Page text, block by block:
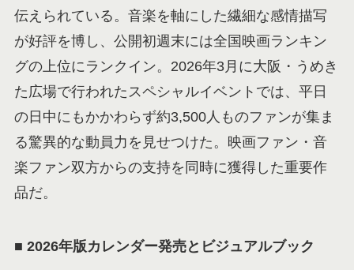
伝えられている。音楽を軸にした繊細な感情描写
が好評を博し、公開初週末には全国映画ランキン
グの上位にランクイン。2026年3月に大阪・うめき
た広場で行われたスペシャルイベントでは、平日
の日中にもかかわらず約3,500人ものファンが集ま
る驚異的な動員力を見せつけた。映画ファン・音
楽ファン双方からの支持を同時に獲得した重要作
品だ。
■ 2026年版カレンダー発売とビジュアルブック